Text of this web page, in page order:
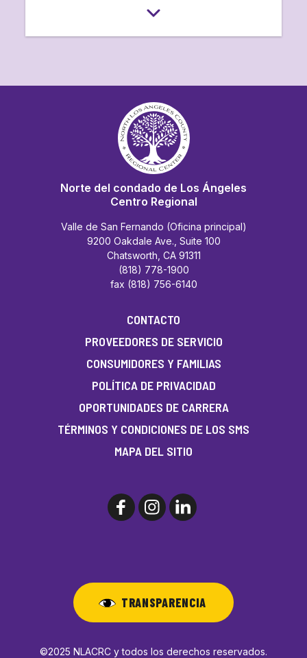
Norte del condado de Los Ángeles
Centro Regional
Valle de San Fernando (Oficina principal)
9200 Oakdale Ave., Suite 100
Chatsworth, CA 91311
(818) 778-1900
fax (818) 756-6140
CONTACTO
PROVEEDORES DE SERVICIO
CONSUMIDORES Y FAMILIAS
POLÍTICA DE PRIVACIDAD
OPORTUNIDADES DE CARRERA
TÉRMINOS Y CONDICIONES DE LOS SMS
MAPA DEL SITIO
TRANSPARENCIA
©2025 NLACRC y todos los derechos reservados.